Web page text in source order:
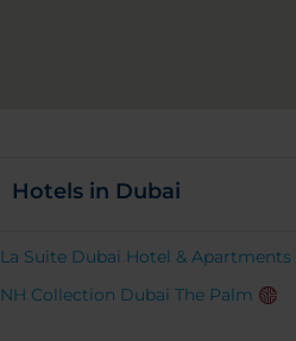
Hotels in Dubai
La Suite Dubai Hotel & Apartments
NH Collection Dubai The Palm